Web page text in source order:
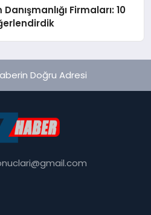
Danışmanlığı Firmaları: 10
Doğru Adresi